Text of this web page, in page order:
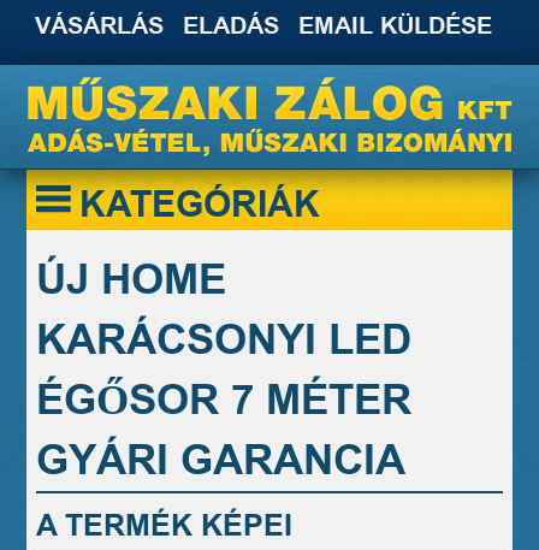
VÁSÁRLÁS ELADÁS EMAIL KÜLDÉSE
KATEGÓRIÁK
ÚJ HOME
KARÁCSONYI LED
ÉGŐSOR 7 MÉTER
GYÁRI GARANCIA
A TERMÉK KÉPEI